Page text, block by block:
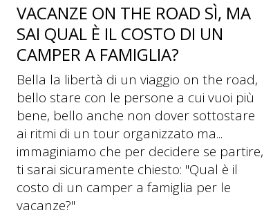
VACANZE ON THE ROAD SÌ, MA
SAI QUAL È IL COSTO DI UN
CAMPER A FAMIGLIA?
Bella la libertà di un viaggio on the road,
bello stare con le persone a cui vuoi più
bene, bello anche non dover sottostare
ai ritmi di un tour organizzato ma...
immaginiamo che per decidere se partire,
ti sarai sicuramente chiesto: "Qual è il
costo di un camper a famiglia per le
vacanze?"